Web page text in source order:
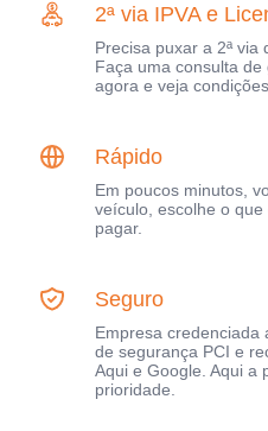
2ª via IPVA e
Precisa puxar a 2ª via
Faça uma consulta
agora e veja
Rápido
Em poucos minutos,
veículo, escolhe o
pagar.
Seguro
Empresa credenciada
de segurança PCI e
Aqui e Google. Aqui a
prioridade.